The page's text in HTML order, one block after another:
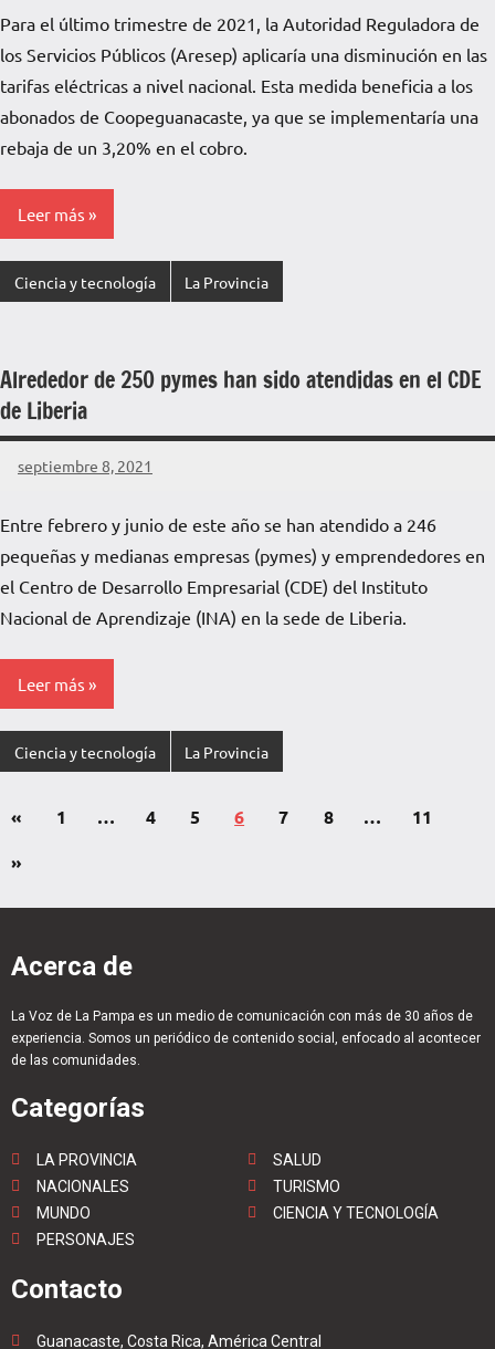
de
La
Pampa
Para el último trimestre de 2021, la Autoridad Reguladora de
los Servicios Públicos (Aresep) aplicaría una disminución en las
tarifas eléctricas a nivel nacional. Esta medida beneficia a los
abonados de Coopeguanacaste, ya que se implementaría una
rebaja de un 3,20% en el cobro.
Leer más
Ciencia y tecnología La Provincia
Alrededor de 250 pymes han sido atendidas en el CDE
de Liberia
septiembre 8, 2021
La
de
La
Pampa
Entre febrero y junio de este año se han atendido a 246
pequeñas y medianas empresas (pymes) y emprendedores en
el Centro de Desarrollo Empresarial (CDE) del Instituto
Nacional de Aprendizaje (INA) en la sede de Liberia.
Leer más
Ciencia y tecnología La Provincia
« 1 … 4 5 6 7 8 …
11
»
Acerca de
La Voz de La Pampa es un medio de comunicación con más de 30 años de
experiencia. Somos un periódico de contenido social, enfocado al acontecer
de las comunidades.
Categorías
LA PROVINCIA
NACIONALES
MUNDO
PERSONAJES
SALUD
TURISMO
CIENCIA Y TECNOLOGÍA
Contacto
Guanacaste, Costa Rica, América Central